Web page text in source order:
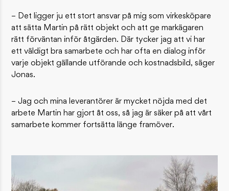
– Det ligger ju ett stort ansvar på mig som virkesköpare
att sätta Martin på rätt objekt och att ge markägaren
rätt förväntan inför åtgärden. Där tycker jag att vi har
ett väldigt bra samarbete och har ofta en dialog inför
varje objekt gällande utförande och kostnadsbild, säger
Jonas.
– Jag och mina leverantörer är mycket nöjda med det
arbete Martin har gjort åt oss, så jag är säker på att vårt
samarbete kommer fortsätta länge framöver.